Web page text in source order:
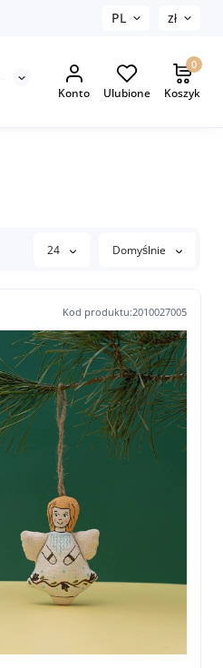
PL zł
Konto Ulubione
0
Koszyk
24 Domyślnie
Kod produktu:2010027005